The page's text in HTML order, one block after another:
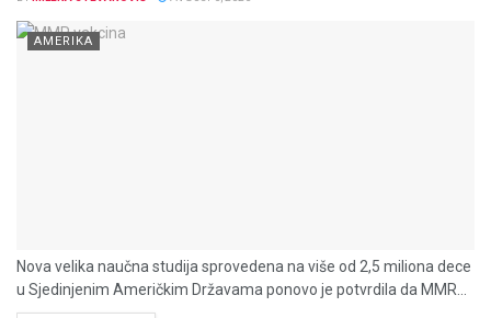
AMERIKA
Nova velika naučna studija sprovedena na više od 2,5 miliona dece
u Sjedinjenim Američkim Državama ponovo je potvrdila da MMR...